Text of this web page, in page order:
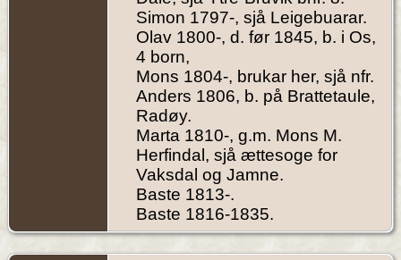
Simon 1797-, sjå Leigebuarar.
Olav 1800-, d. før 1845, b. i Os,
4 born,
Mons 1804-, brukar her, sjå nfr.
Anders 1806, b. på Brattetaule,
Radøy.
Marta 1810-, g.m. Mons M.
Herfindal, sjå ættesoge for
Vaksdal og Jamne.
Baste 1813-.
Baste 1816-1835.